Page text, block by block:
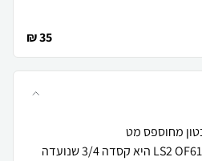
35 ₪
הקסדה LS2 OF616 NEWAIRFLOW II היא קסדה 3/4 שנועדה